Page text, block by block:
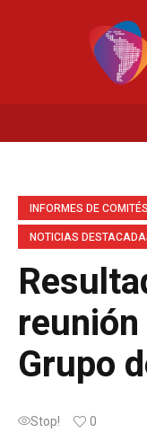
INFORMES DE
NOTICIAS
Grupo
Stop! 0